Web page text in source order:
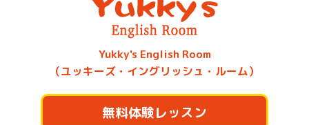
Yukky's English Room
（ユッキーズ・イングリッシュ・ルーム）
無料体験レッスン